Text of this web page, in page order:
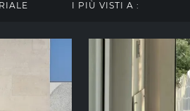
I PIÙ VISTI A :